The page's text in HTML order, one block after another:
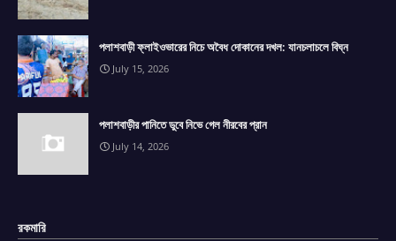
পলাশবাড়ী ফ্লাইওভারের নিচে অবৈধ দোকানের দখল: যানচলাচলে বিঘ্ন
July 15, 2026
পলাশবাড়ীর পানিতে ডুবে নিভে গেল নীরবের প্রান
July 14, 2026
রকমারি